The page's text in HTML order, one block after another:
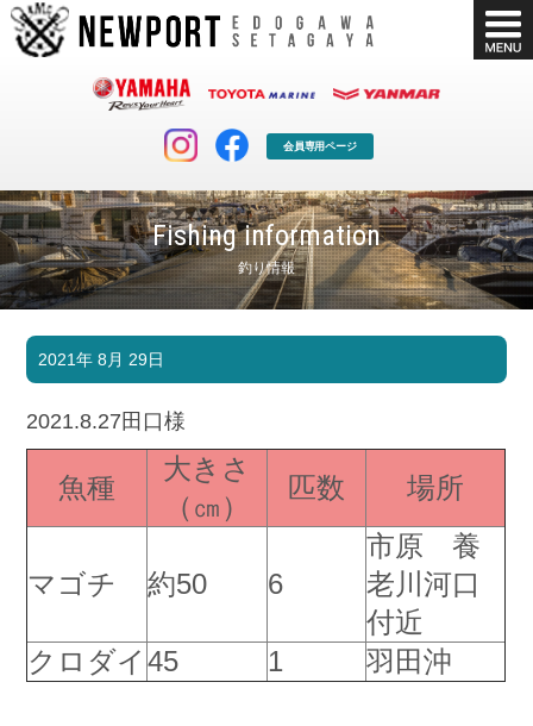
会員専用ページ
Fishing information
釣り情報
マリンクラブ
マリンライフを堪能したい！
ボート販売
ボート免許
長年の実績と信頼！
店舗情報 公式ブログ
Contact us
会社概要
Company
Recruit
リンク集
Link
2021年 8月 29日
2021.8.27田口様
魚種
大きさ
（㎝）
匹数 場所
マゴチ 約50 6
市原 養
老川河口
付近
クロダイ 45 1 羽田沖